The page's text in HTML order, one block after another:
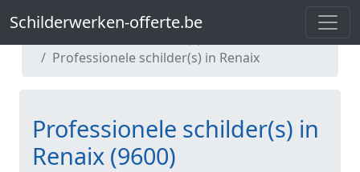
Schilderwerken-offerte.be
Schilderwerken-offerte.be
Professionele schilder(s) in Renaix
Professionele schilder(s) in
Renaix (9600)